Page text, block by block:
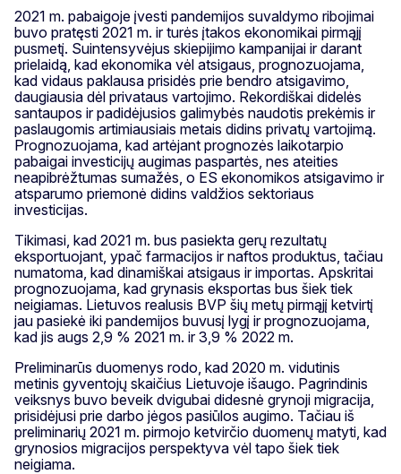
2021 m. pabaigoje įvesti pandemijos suvaldymo ribojimai
buvo pratęsti 2021 m. ir turės įtakos ekonomikai pirmąjį
pusmetį. Suintensyvėjus skiepijimo kampanijai ir darant
prielaidą, kad ekonomika vėl atsigaus, prognozuojama,
kad vidaus paklausa prisidės prie bendro atsigavimo,
daugiausia dėl privataus vartojimo. Rekordiškai didelės
santaupos ir padidėjusios galimybės naudotis prekėmis ir
paslaugomis artimiausiais metais didins privatų vartojimą.
Prognozuojama, kad artėjant prognozės laikotarpio
pabaigai investicijų augimas paspartės, nes ateities
neapibrėžtumas sumažės, o ES ekonomikos atsigavimo ir
atsparumo priemonė didins valdžios sektoriaus
investicijas.
Tikimasi, kad 2021 m. bus pasiekta gerų rezultatų
eksportuojant, ypač farmacijos ir naftos produktus, tačiau
numatoma, kad dinamiškai atsigaus ir importas. Apskritai
prognozuojama, kad grynasis eksportas bus šiek tiek
neigiamas. Lietuvos realusis BVP šių metų pirmąjį ketvirtį
jau pasiekė iki pandemijos buvusį lygį ir prognozuojama,
kad jis augs 2,9 % 2021 m. ir 3,9 % 2022 m.
Preliminarūs duomenys rodo, kad 2020 m. vidutinis
metinis gyventojų skaičius Lietuvoje išaugo. Pagrindinis
veiksnys buvo beveik dvigubai didesnė grynoji migracija,
prisidėjusi prie darbo jėgos pasiūlos augimo. Tačiau iš
preliminarių 2021 m. pirmojo ketvirčio duomenų matyti, kad
grynosios migracijos perspektyva vėl tapo šiek tiek
neigiama.